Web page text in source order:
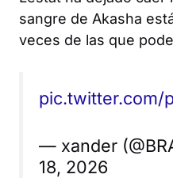
sangre de Akasha
veces de las que
pic.twitter.com/
— xander
18, 2026